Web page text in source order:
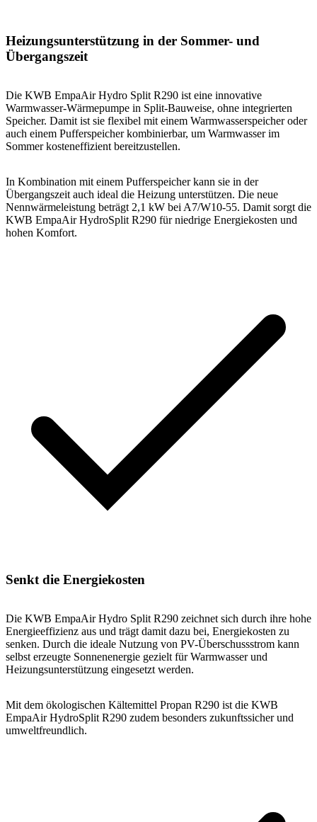
Heizungsunterstützung in der Sommer- und
Übergangszeit
Die KWB EmpaAir Hydro Split R290 ist eine innovative
Warmwasser-Wärmepumpe in Split-Bauweise, ohne integrierten
Speicher. Damit ist sie flexibel mit einem Warmwasserspeicher oder
auch einem Pufferspeicher kombinierbar, um Warmwasser im
Sommer kosteneffizient bereitzustellen.
In Kombination mit einem Pufferspeicher kann sie in der
Übergangszeit auch ideal die Heizung unterstützen. Die neue
Nennwärmeleistung beträgt 2,1 kW bei A7/W10-55. Damit sorgt die
KWB EmpaAir HydroSplit R290 für niedrige Energiekosten und
hohen Komfort.
Senkt die Energiekosten
Die KWB EmpaAir Hydro Split R290 zeichnet sich durch ihre hohe
Energieeffizienz aus und trägt damit dazu bei, Energiekosten zu
senken. Durch die ideale Nutzung von PV-Überschussstrom kann
selbst erzeugte Sonnenenergie gezielt für Warmwasser und
Heizungsunterstützung eingesetzt werden.
Mit dem ökologischen Kältemittel Propan R290 ist die KWB
EmpaAir HydroSplit R290 zudem besonders zukunftssicher und
umweltfreundlich.